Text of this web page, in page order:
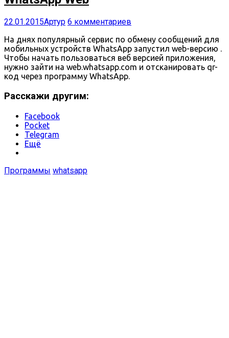
22.01.2015Артур 6 комментариев
На днях популярный сервис по обмену сообщений для
мобильных устройств WhatsApp запустил web-версию .
Чтобы начать пользоваться веб версией приложения,
нужно зайти на web.whatsapp.com и отсканировать qr-
код через программу WhatsApp.
Расскажи другим:
Facebook
Pocket
Telegram
Ещё
Программы whatsapp